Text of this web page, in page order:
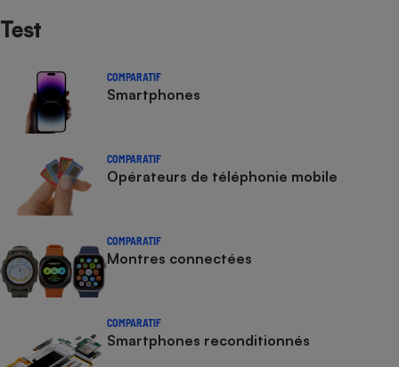
Test
COMPARATIF
Smartphones
COMPARATIF
Opérateurs de téléphonie mobile
COMPARATIF
Montres connectées
COMPARATIF
Smartphones reconditionnés